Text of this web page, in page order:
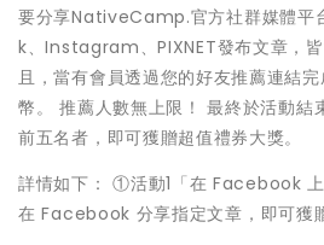
要分享NativeCamp.官方社群媒體平
k、Instagram、PIXNET發布文章，
且，當有會員透過您的好友推薦連結
幣。 推薦人數無上限！ 最終於活動結
前五名者，即可獲贈超值禮券大獎。
詳情如下： ①活動1「在 Facebook 上
在 Facebook 分享指定文章，即可獲